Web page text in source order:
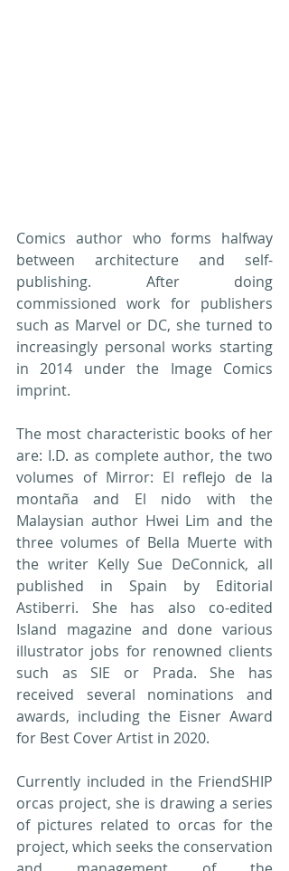
Comics author who forms halfway
between architecture and self-
publishing. After doing
commissioned work for publishers
such as Marvel or DC, she turned to
increasingly personal works starting
in 2014 under the Image Comics
imprint.
The most characteristic books of her
are: I.D. as complete author, the two
volumes of Mirror: El reflejo de la
montaña and El nido with the
Malaysian author Hwei Lim and the
three volumes of Bella Muerte with
the writer Kelly Sue DeConnick, all
published in Spain by Editorial
Astiberri. She has also co-edited
Island magazine and done various
illustrator jobs for renowned clients
such as SIE or Prada. She has
received several nominations and
awards, including the Eisner Award
for Best Cover Artist in 2020.
Currently included in the FriendSHIP
orcas project, she is drawing a series
of pictures related to orcas for the
project, which seeks the conservation